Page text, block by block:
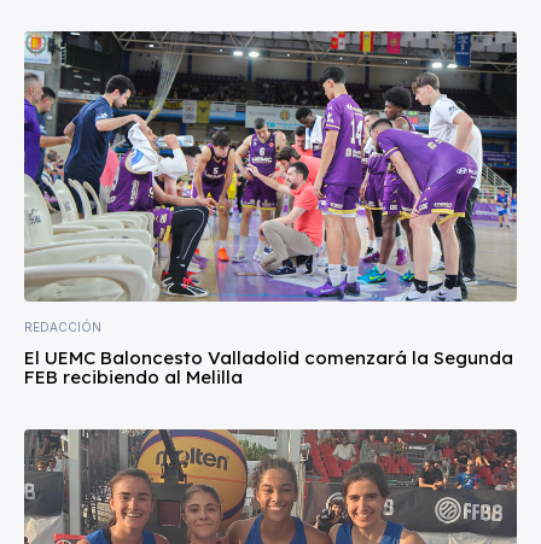
REDACCIÓN
El UEMC Baloncesto Valladolid comenzará la Segunda
FEB recibiendo al Melilla